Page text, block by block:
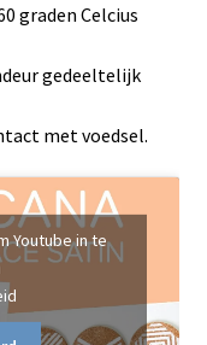
graden Celcius
gedeeltelijk
met voedsel.
Youtube in te